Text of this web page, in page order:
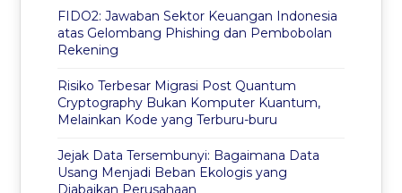
FIDO2: Jawaban Sektor Keuangan Indonesia
atas Gelombang Phishing dan Pembobolan
Rekening
Risiko Terbesar Migrasi Post Quantum
Cryptography Bukan Komputer Kuantum,
Melainkan Kode yang Terburu-buru
Jejak Data Tersembunyi: Bagaimana Data
Usang Menjadi Beban Ekologis yang
Diabaikan Perusahaan